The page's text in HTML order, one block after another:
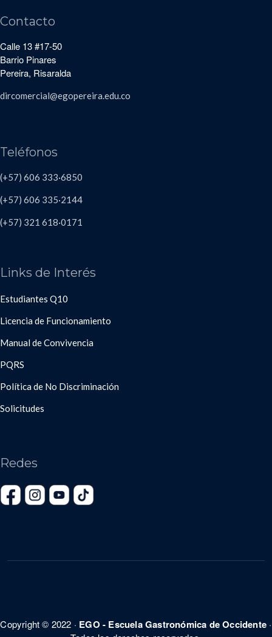
Contacto
Calle 13 #17-50
Barrio Pinares
Pereira, Risaralda
dircomercial@egopereira.edu.co
Teléfonos
(+57) 606 333·6850
(+57) 606 335·2144
(+57) 321 618·0171
Links de Interés
Estudiantes Q10
Licencia de Funcionamiento
Manual de Convivencia
PQRS
Política de No Discriminación
Solicitudes
Redes
Copyright © 2022 · EGO - Escuela Gastronómica de Occidente ·